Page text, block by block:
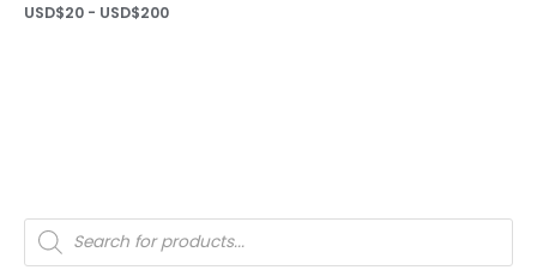
Búsqueda
de
productos
USD$20 - USD$200Rango